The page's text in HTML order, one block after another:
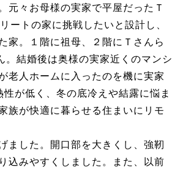
元々お母様の実家で平屋だったＴ
ートの家に挑戦したいと設計し、
家。１階に祖母、２階にＴさんら
結婚後は奥様の実家近くのマンシ
老人ホームに入ったのを機に実家
が低く、冬の底冷えや結露に悩ま
族が快適に暮らせる住まいにリモ
ました。開口部を大きくし、強靭
込みやすくしました。また、以前